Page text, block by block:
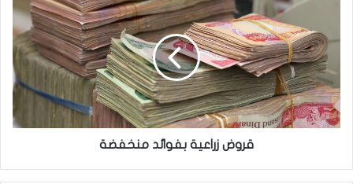
منخفضة
قروض زراعية بفوائد منخفضة